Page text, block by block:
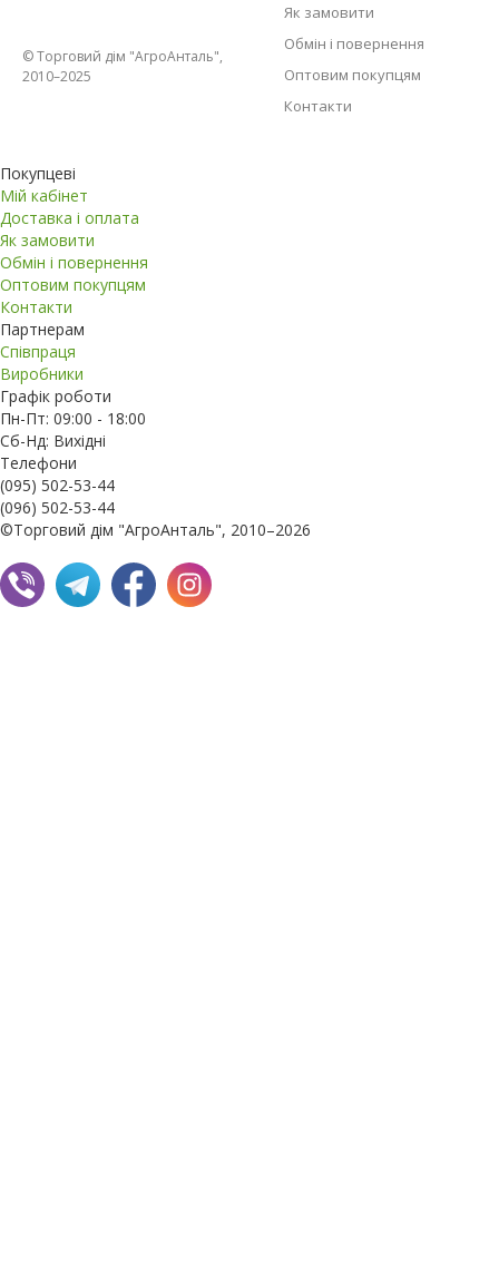
© Торговий дім "АгроАнталь",
2010–2025
Як замовити
Обмін і повернення
Оптовим покупцям
Контакти
Покупцеві
Мій кабінет
Доставка і оплата
Як замовити
Обмін і повернення
Оптовим покупцям
Контакти
Партнерам
Співпраця
Виробники
Графік роботи
Пн-Пт: 09:00 - 18:00
Сб-Нд: Вихідні
Телефони
(095) 502-53-44
(096) 502-53-44
©Торговий дім "АгроАнталь", 2010–2026